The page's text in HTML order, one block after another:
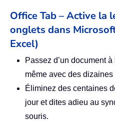
Office Tab – Active la
onglets dans
Excel)
Passez d’un document
même avec des
Éliminez des centaines
jour et dites adieu au
souris.